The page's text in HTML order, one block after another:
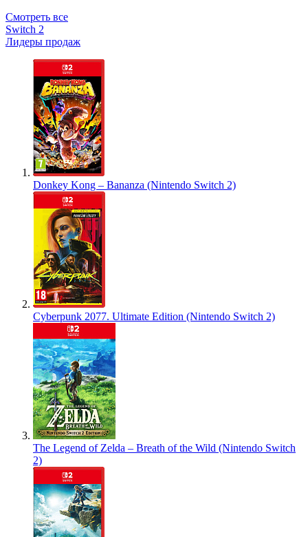
Смотреть все
Switch 2
Лидеры продаж
Donkey Kong – Bananza (Nintendo Switch 2)
Cyberpunk 2077. Ultimate Edition (Nintendo Switch 2)
The Legend of Zelda – Breath of the Wild (Nintendo Switch
2)